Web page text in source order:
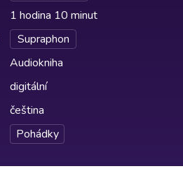
1 hodina 10 minut
Supraphon
Audiokniha
digitální
čeština
Pohádky